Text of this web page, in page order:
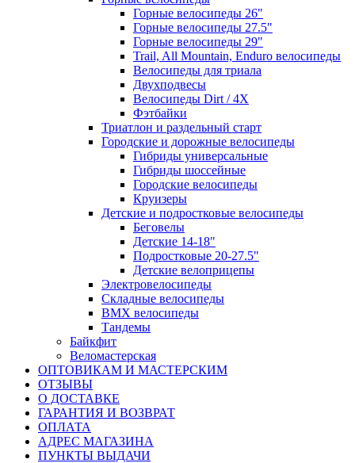
Горные велосипеды 26"
Горные велосипеды 27.5"
Горные велосипеды 29"
Trail, All Mountain, Enduro велосипеды
Велосипеды для триала
Двухподвесы
Велосипеды Dirt / 4X
Фэтбайки
Триатлон и раздельный старт
Городские и дорожные велосипеды
Гибриды универсальные
Гибриды шоссейные
Городские велосипеды
Круизеры
Детские и подростковые велосипеды
Беговелы
Детские 14-18"
Подростковые 20-27.5"
Детские велоприцепы
Электровелосипеды
Складные велосипеды
BMX велосипеды
Тандемы
Байкфит
Веломастерская
ОПТОВИКАМ И МАСТЕРСКИМ
ОТЗЫВЫ
О ДОСТАВКЕ
ГАРАНТИЯ И ВОЗВРАТ
ОПЛАТА
АДРЕС МАГАЗИНА
ПУНКТЫ ВЫДАЧИ